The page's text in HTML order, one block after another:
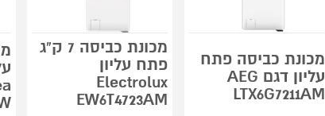
מכונת כביסה פתח
עליון דגם AEG
LTX6G7211AM
מכונת כביסה 7 ק"ג
פתח עליון
Electrolux
EW6T4723AM